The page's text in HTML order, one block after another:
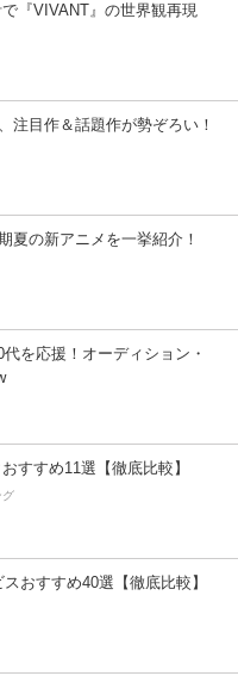
で『VIVANT』の世界観再現
注目作＆話題作が勢ぞろい！
夏の新アニメを一挙紹介！
を応援！オーディション・
すすめ11選【徹底比較】
グ
おすすめ40選【徹底比較】